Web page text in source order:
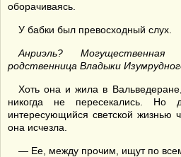
оборачиваясь.
У бабки был превосходный слух.
Анриэль?
родственница Владыки
Хоть она и жила в
никогда не пересекались.
интересующийся светской жизнью
она исчезла.
— Ее, между прочим, ищут по